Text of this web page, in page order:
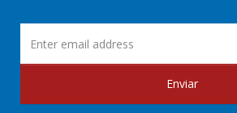
Enviar